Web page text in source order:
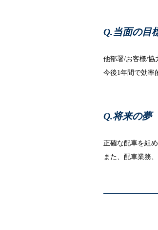
当面の目
他部署/お客様/協
今後1年間で効率
将来の夢
正確な配車を組
また、配車業務